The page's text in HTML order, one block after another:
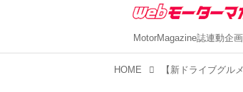
MotorMagazine誌連動企画
HOME